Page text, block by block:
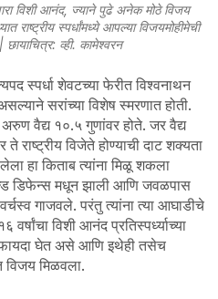
विशी आनंद, ज्याने पुढे अनेक मोठे विजय
राष्ट्रीय स्पर्धांमध्ये आपल्या विजयमोहीमेची
छायाचित्र: व्ही. कामेश्वरन
स्पर्धा शेवटच्या फेरीत विश्वनाथन
सरांच्या विशेष स्मरणात होती.
वैद्य १०.५ गुणांवर होते. जर वैद्य
राष्ट्रीय विजेते होण्याची दाट शक्यता
हा किताब त्यांना मिळू शकला
डिफेन्स मधून झाली आणि जवळपास
गाजवले. परंतु त्यांना त्या आघाडीचे
विशी आनंद प्रतिस्पर्ध्याच्या
घेत असे आणि इथेही तसेच
विजय मिळवला.